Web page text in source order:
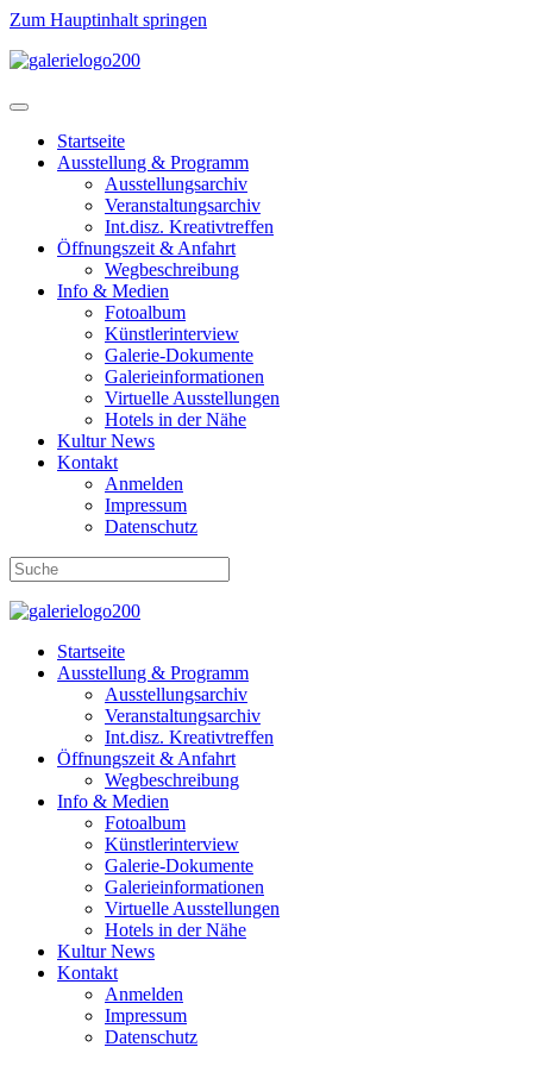
Zum Hauptinhalt springen
Startseite
Ausstellung & Programm
Ausstellungsarchiv
Veranstaltungsarchiv
Int.disz. Kreativtreffen
Öffnungszeit & Anfahrt
Wegbeschreibung
Info & Medien
Fotoalbum
Künstlerinterview
Galerie-Dokumente
Galerieinformationen
Virtuelle Ausstellungen
Hotels in der Nähe
Kultur News
Kontakt
Anmelden
Impressum
Datenschutz
Startseite
Ausstellung & Programm
Ausstellungsarchiv
Veranstaltungsarchiv
Int.disz. Kreativtreffen
Öffnungszeit & Anfahrt
Wegbeschreibung
Info & Medien
Fotoalbum
Künstlerinterview
Galerie-Dokumente
Galerieinformationen
Virtuelle Ausstellungen
Hotels in der Nähe
Kultur News
Kontakt
Anmelden
Impressum
Datenschutz